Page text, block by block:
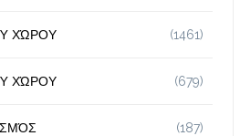
ΧΏΡΟΥ (1461)
ΧΏΡΟΥ (679)
(187)